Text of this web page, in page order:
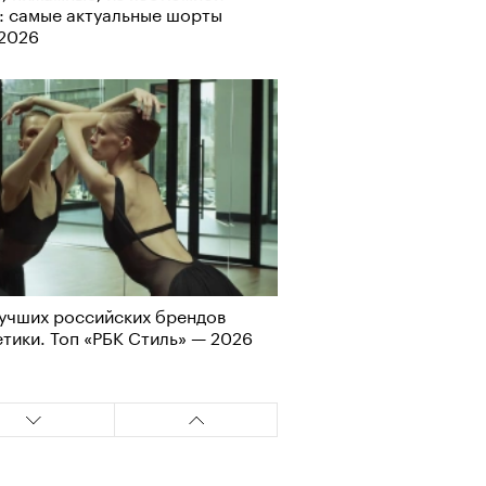
самые актуальные шорты
российских брендов
Топ «РБК Стиль» — 2026
Altman Talks: «Умение